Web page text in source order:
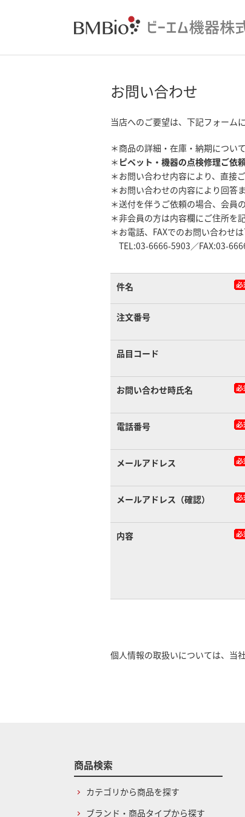
お問い合わせ
当店へのご要望は、下記フォーム
＊商品の詳細・在庫・納期につい
＊ ピペット・機器の点検修理ご依
＊お問い合わせ内容により、直接
＊お問い合わせの内容により回答
＊送付を伴うご依頼の場合、会員
＊非会員の方は内容欄にご住所を
＊お電話、FAXでのお問い合わせ
TEL:03-6666-5903／FAX:03-
件名
注文番号
品目コード
お問い合わせ時氏名
電話番号
メールアドレス
メールアドレス（確認）
内容
個人情報の取扱いについては、当
商品検索
カテゴリから商品を探す
ブランド・商品タイプから探す